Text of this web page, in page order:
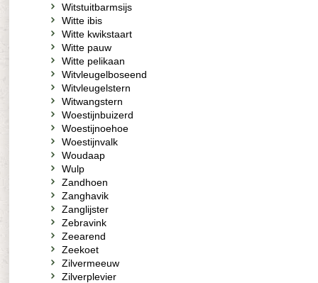
Witstuitbarmsijs
Witte ibis
Witte kwikstaart
Witte pauw
Witte pelikaan
Witvleugelboseend
Witvleugelstern
Witwangstern
Woestijnbuizerd
Woestijnoehoe
Woestijnvalk
Woudaap
Wulp
Zandhoen
Zanghavik
Zanglijster
Zebravink
Zeearend
Zeekoet
Zilvermeeuw
Zilverplevier